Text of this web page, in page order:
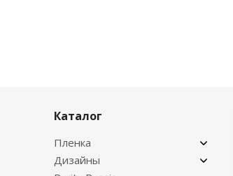
Каталог
Пленка
Дизайны